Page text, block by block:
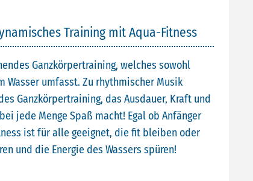
Training mit Aqua-Fitness
Ganzkörpertraining, welches sowohl
Wasser umfasst. Zu rhythmischer Musik
Ganzkörpertraining, das Ausdauer, Kraft und
jede Menge Spaß macht! Egal ob Anfänger
ist für alle geeignet, die fit bleiben oder
und die Energie des Wassers spüren!